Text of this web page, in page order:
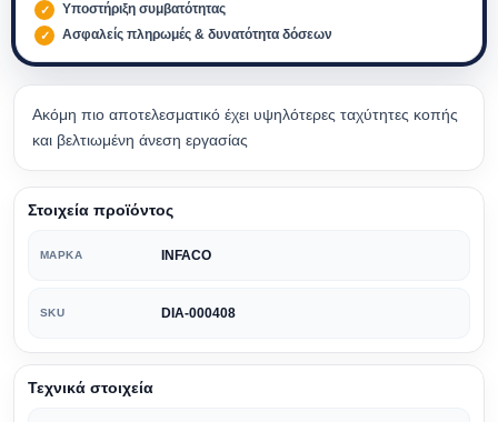
Ακόμη πιο αποτελεσματικό έχει υψηλότερες ταχύτητες κοπής
και βελτιωμένη άνεση εργασίας
Στοιχεία προϊόντος
ΜΆΡΚΑ INFACO
SKU DIA-000408
Τεχνικά στοιχεία
Υποστήριξη συμβατότητας
Ασφαλείς πληρωμές & δυνατότητα δόσεων